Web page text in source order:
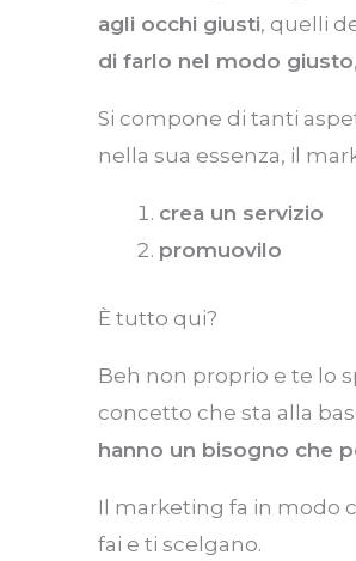
agli occhi giusti, quelli
di farlo nel modo giusto
Si compone di tanti
nella sua essenza, il
crea un servizio
promuovilo
È tutto qui?
Beh non proprio e te lo
concetto che sta alla
hanno un bisogno che
Il marketing fa in modo
fai e ti scelgano.